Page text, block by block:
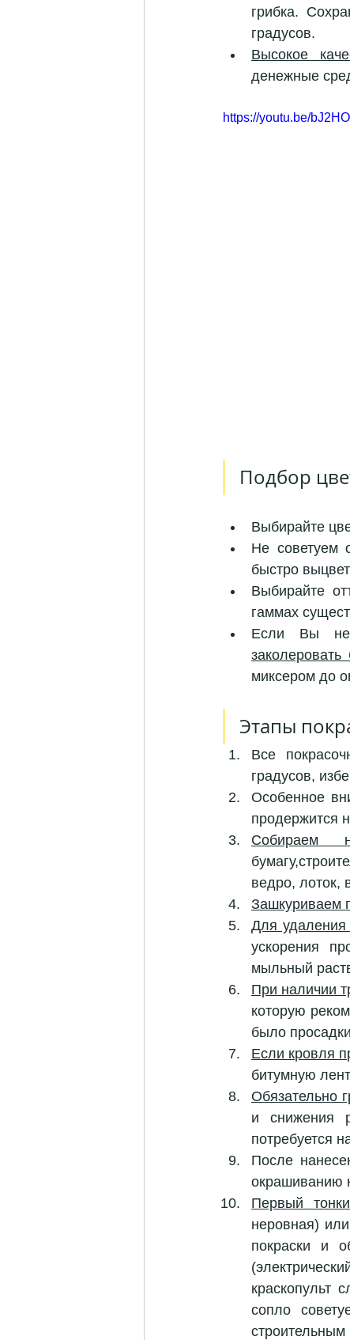
грибка.
градусов.
Высокое
денежные
https://youtu.be/
Подбор
Выбирайте
Не советуем
быстро
Выбирайте
гаммах
Если Вы не
миксером до
Этапы
Все
градусов,
Особенное
продержится
Собираем
ведро, лоток,
Зашкуриваем
Для удаления
ускорения
мыльный
При наличии
которую
было
Если кровля
битумную
Обязательно
и снижения
потребуется
После
окрашиванию
Первый
неровная)
покраски и
краскопульт
сопло
строительным